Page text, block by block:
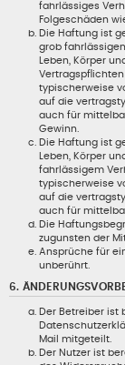
fahrlässiges
Folgeschäden
Die Haftung ist
grob
Leben, Körper
typischerweise
auf die
auch für
Gewinn.
Die Haftung ist
Leben, Körper
fahrlässigem
typischerweise
auf die
auch für
Die
zugunsten der
Ansprüche für
unberührt.
6.
Der Betreiber ist
Mail mitgeteilt.
Der Nutzer ist